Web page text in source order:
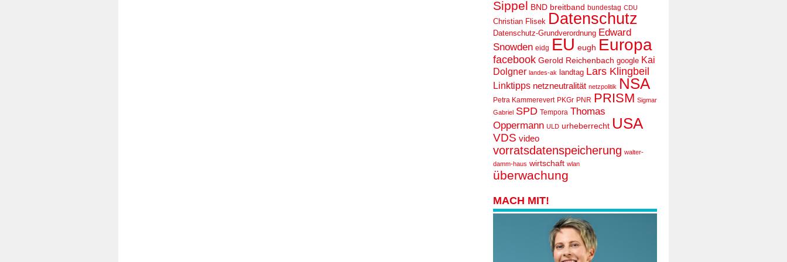
Sippel BND breitband bundestag CDU
Christian Flisek Datenschutz
Datenschutz-Grundverordnung Edward
Snowden eidg EU eugh Europa
facebook Gerold Reichenbach google Kai
Dolgner landes-ak landtag Lars Klingbeil
Linktipps netzneutralität netzpolitik NSA
Petra Kammerevert PKGr PNR PRISM Sigmar
Gabriel SPD Tempora Thomas
Oppermann ULD urheberrecht USA
VDS video
vorratsdatenspeicherung walter-
damm-haus wirtschaft wlan
überwachung
MACH MIT!